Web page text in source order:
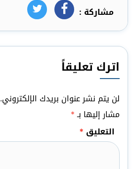
مشاركة : فيسبوكتويتر
اترك تعليقاً
لن يتم نشر عنوان بريدك الإلكتروني.
مشار إليها بـ*
التعليق *